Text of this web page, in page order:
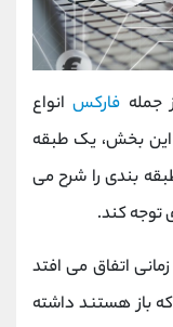
جمله فارکسانواع
این بخش، یک طبقه
بندی را شرح می
توجه کند.
اتفاق می افتد
باز هستند داشته